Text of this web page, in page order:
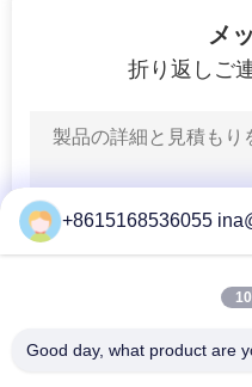
図
プ
イ
液体の
メ
折り返しご
+8615168536055
Good day, what product are